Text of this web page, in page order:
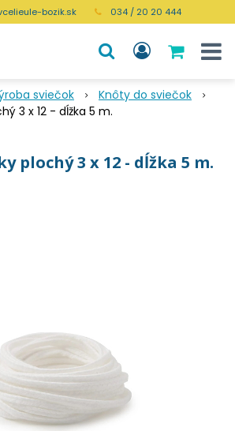
bozik.sk 034 / 20 20 444
sviečok
Knôty do sviečok
3 x 12 - dĺžka 5 m.
plochý 3 x 12 - dĺžka 5 m.